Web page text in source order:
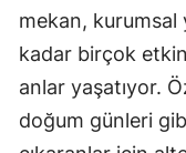
mekan, kurumsal
kadar birçok
anlar yaşatıyor.
doğum günleri